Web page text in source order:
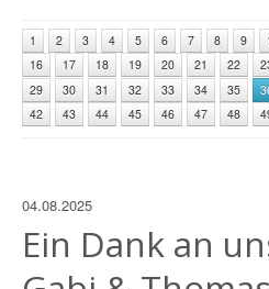
1 2 3 4 5 6 7 8 9
16
17 18 19 20 21 22
29
30 31 32 33 34 35
42
43 44 45 46 47 48
04.08.2025
Ein Dank an